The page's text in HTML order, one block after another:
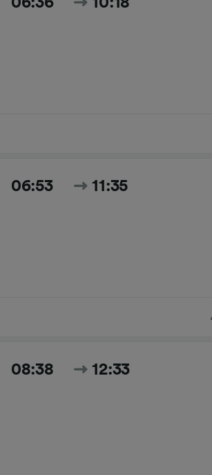
06:53 11:35
08:38 12:33